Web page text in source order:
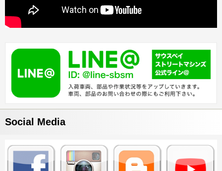
Social Media